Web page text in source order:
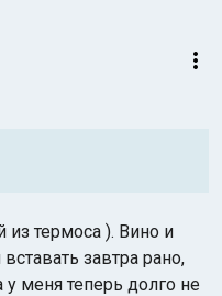
термоса ). Вино и
завтра рано,
меня теперь долго не